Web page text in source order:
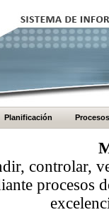
Planificación Procesos
controlar,
procesos